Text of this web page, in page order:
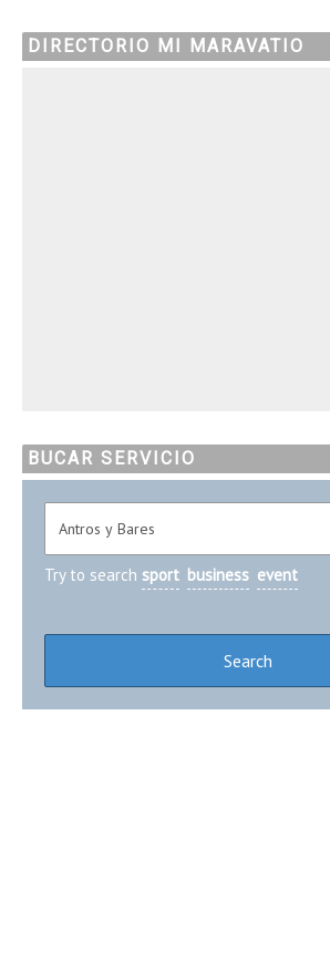
DIRECTORIO MI MARAVATIO
BUCAR SERVICIO
Try to search sport business event